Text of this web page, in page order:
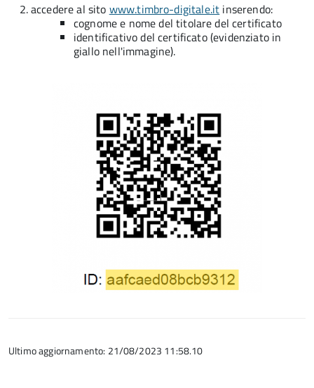
accedere al sito www.timbro-digitale.it inserendo:
cognome e nome del titolare del certificato
identificativo del certificato (evidenziato in
giallo nell'immagine).
Ultimo aggiornamento: 21/08/2023 11:58.10